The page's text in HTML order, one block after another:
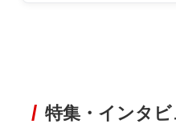
特集・インタビ